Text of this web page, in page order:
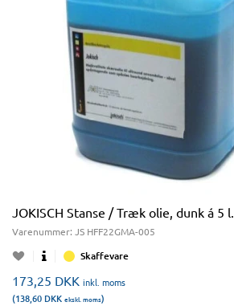
JOKISCH Stanse / Træk olie, dunk á 5 l.
Varenummer: JS HFF22GMA-005
Skaffevare
173,25 DKK inkl. moms
(138,60 DKK ekskl. moms)